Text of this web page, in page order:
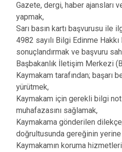
Gazete, dergi, haber
yapmak,
Sarı basın kartı başvurusu ile
4982 sayılı Bilgi Edinme
sonuçlandırmak ve başvuru
Başbakanlık İletişim Merkezi
Kaymakam tarafından;
yürütmek,
Kaymakam için gerekli bilgi
muhafazasını sağlamak,
Kaymakama gönderilen
doğrultusunda gereğinin
Kaymakamın koruma